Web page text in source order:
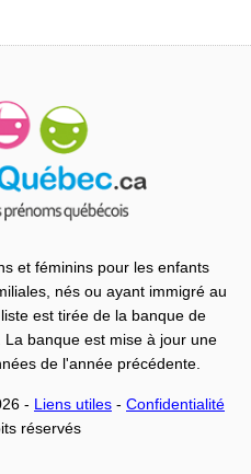
et féminins pour les enfants
nés ou ayant immigré au
est tirée de la banque de
banque est mise à jour une
de l'année précédente.
- Liens utiles - Confidentialité
réservés